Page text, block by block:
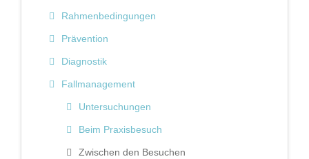
Rahmenbedingungen
Prävention
Diagnostik
Fallmanagement
Untersuchungen
Beim Praxisbesuch
Zwischen den Besuchen